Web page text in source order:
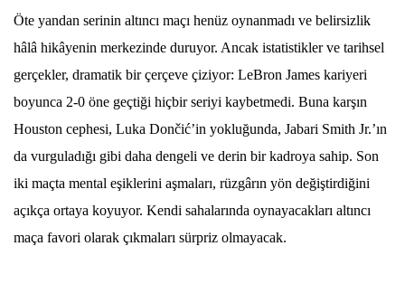
Öte yandan serinin altıncı maçı henüz oynanmadı ve belirsizlik
hâlâ hikâyenin merkezinde duruyor. Ancak istatistikler ve tarihsel
gerçekler, dramatik bir çerçeve çiziyor: LeBron James kariyeri
boyunca 2-0 öne geçtiği hiçbir seriyi kaybetmedi. Buna karşın
Houston cephesi, Luka Dončić’in yokluğunda, Jabari Smith Jr.’ın
da vurguladığı gibi daha dengeli ve derin bir kadroya sahip. Son
iki maçta mental eşiklerini aşmaları, rüzgârın yön değiştirdiğini
açıkça ortaya koyuyor. Kendi sahalarında oynayacakları altıncı
maça favori olarak çıkmaları sürpriz olmayacak.